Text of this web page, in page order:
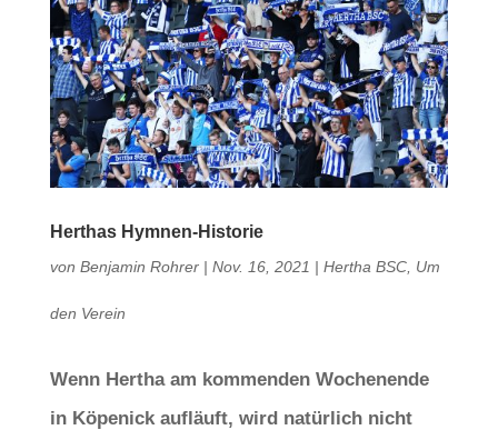
Herthas Hymnen-Historie
von Benjamin Rohrer| Nov. 16, 2021 | Hertha BSC, Um
den Verein
Wenn Hertha am kommenden Wochenende
in Köpenick aufläuft, wird natürlich nicht